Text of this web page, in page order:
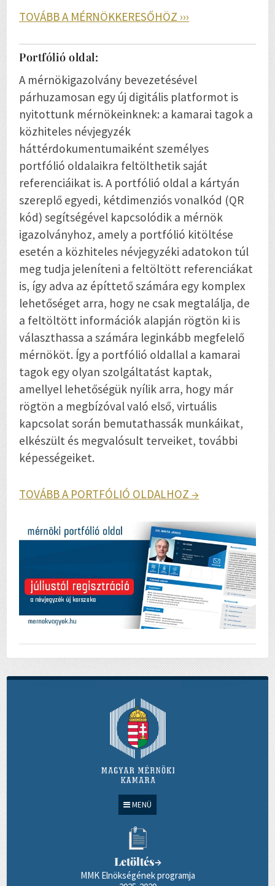
MENÜ
Letöltés→
MMK Elnökségének programja
TOVÁBB A MÉRNÖKKERESŐHÖZ ›››
Portfólió oldal:
A mérnökigazolvány bevezetésével
párhuzamosan egy új digitális platformot is
nyitottunk mérnökeinknek: a kamarai tagok a
közhiteles névjegyzék
háttérdokumentumaiként személyes
portfólió oldalaikra feltölthetik saját
referenciáikat is. A portfólió oldal a kártyán
szereplő egyedi, kétdimenziós vonalkód (QR
kód) segítségével kapcsolódik a mérnök
igazolványhoz, amely a portfólió kitöltése
esetén a közhiteles névjegyzéki adatokon túl
meg tudja jeleníteni a feltöltött referenciákat
is, így adva az építtető számára egy komplex
lehetőséget arra, hogy ne csak megtalálja, de
a feltöltött információk alapján rögtön ki is
választhassa a számára leginkább megfelelő
mérnököt. Így a portfólió oldallal a kamarai
tagok egy olyan szolgáltatást kaptak,
amellyel lehetőségük nyílik arra, hogy már
rögtön a megbízóval való első, virtuális
kapcsolat során bemutathassák munkáikat,
elkészült és megvalósult terveiket, további
képességeiket.
TOVÁBB A PORTFÓLIÓ OLDALHOZ →